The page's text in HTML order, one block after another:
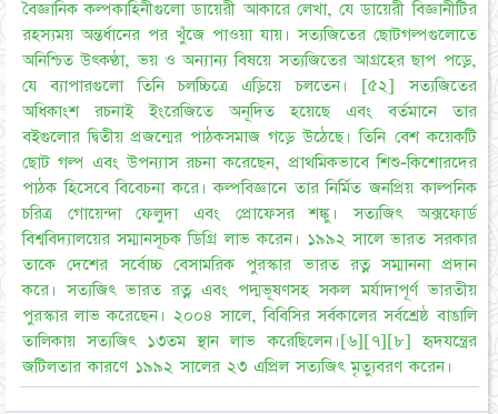
বৈজ্ঞানিক কল্পকাহিনীগুলো ডায়েরী আকারে লেখা, যে ডায়েরী বিজ্ঞানীটির
রহস্যময় অন্তর্ধানের পর খুঁজে পাওয়া যায়। সত্যজিতের ছোটগল্পগুলোতে
অনিশ্চিত উৎকণ্ঠা, ভয় ও অন্যান্য বিষয়ে সত্যজিতের আগ্রহের ছাপ পড়ে,
যে ব্যাপারগুলো তিনি চলচ্চিত্রে এড়িয়ে চলতেন। [৫২] সত্যজিতের
অধিকাংশ রচনাই ইংরেজিতে অনূদিত হয়েছে এবং বর্তমানে তার
বইগুলোর দ্বিতীয় প্রজন্মের পাঠকসমাজ গড়ে উঠেছে। তিনি বেশ কয়েকটি
ছোট গল্প এবং উপন্যাস রচনা করেছেন, প্রাথমিকভাবে শিশু-কিশোরদের
পাঠক হিসেবে বিবেচনা করে। কল্পবিজ্ঞানে তার নির্মিত জনপ্রিয় কাল্পনিক
চরিত্র গোয়েন্দা ফেলুদা এবং প্রোফেসর শঙ্কু। সত্যজিৎ অক্সফোর্ড
বিশ্ববিদ্যালয়ের সম্মানসূচক ডিগ্রি লাভ করেন। ১৯৯২ সালে ভারত সরকার
তাকে দেশের সর্বোচ্চ বেসামরিক পুরস্কার ভারত রত্ন সম্মাননা প্রদান
করে। সত্যজিৎ ভারত রত্ন এবং পদ্মভূষণসহ সকল মর্যাদাপূর্ণ ভারতীয়
পুরস্কার লাভ করেছেন। ২০০৪ সালে, বিবিসির সর্বকালের সর্বশ্রেষ্ঠ বাঙালি
তালিকায় সত্যজিৎ ১৩তম স্থান লাভ করেছিলেন।[৬][৭][৮] হৃদযন্ত্রের
জটিলতার কারণে ১৯৯২ সালের ২৩ এপ্রিল সত্যজিৎ মৃত্যুবরণ করেন।